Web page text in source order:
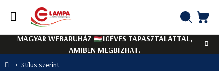
tartalomhoz
MAGYAR WEBÁRUHÁZ
10ÉVES TAPASZTALATTAL,
AMIBEN MEGBÍZHAT.
Kezdőlap
Stílus szerint